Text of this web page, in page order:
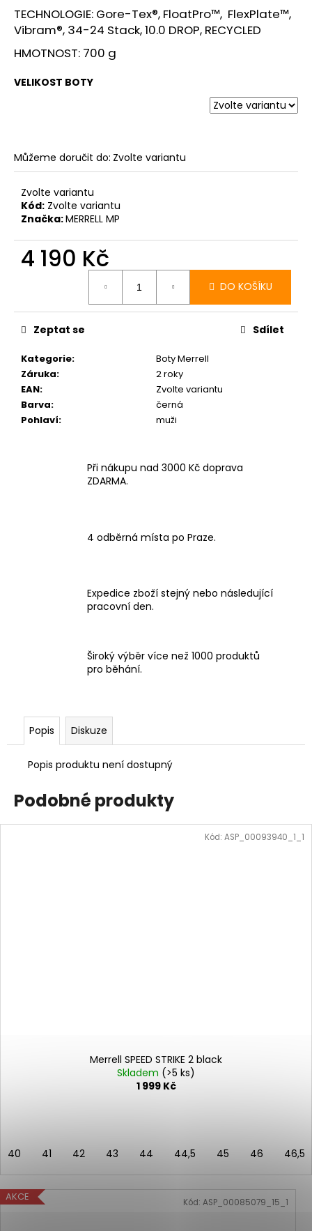
TECHNOLOGIE: Gore-Tex®, FloatPro™, FlexPlate™,
Vibram®, 34-24 Stack, 10.0 DROP, RECYCLED
HMOTNOST: 700 g
VELIKOST BOTY
Můžeme doručit do: Zvolte variantu
Zvolte variantu
Kód: Zvolte variantu
Značka:MERRELL MP
4 190 Kč
DO KOŠÍKU
Kategorie:
Boty Merrell
Záruka:
2 roky
EAN:
Zvolte variantu
Barva:
černá
Pohlaví: muži
Zeptat se Sdílet
Při nákupu nad 3000 Kč doprava
ZDARMA.
4 odběrná místa po Praze.
Expedice zboží stejný nebo následující
pracovní den.
Široký výběr více než 1000 produktů
pro běhání.
Popis Diskuze
Popis produktu není dostupný
Podobné produkty
Merrell SPEED STRIKE 2 black
Skladem (>5 ks)
1 999 Kč
40 41 42 43 44 44,5 45 46 46,5
Kód: ASP_00093940_1_1
AKCE Kód: ASP_00085079_15_1